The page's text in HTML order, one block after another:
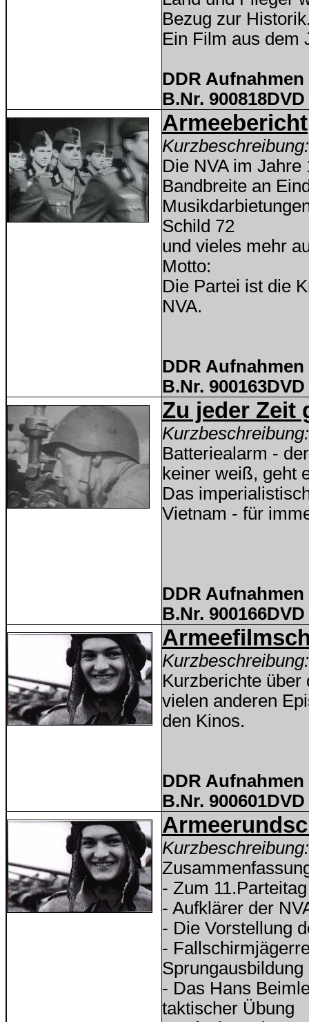
Bezug zur
Ein Film aus dem
DDR Aufnahmen
B.Nr. 900818DVD
Armeebericht
Kurzbeschreibung:
Die NVA im
Bandbreite an
Schild 72
und vieles mehr
Motto:
Die Partei ist die
NVA.
DDR Aufnahmen
B.Nr. 900163DVD
Zu jeder Zeit
Kurzbeschreibung:
Batteriealarm -
keiner weiß, geht
Das
Vietnam - für
DDR Aufnahmen
B.Nr. 900166DVD
Kurzbeschreibung:
Kurzberichte über
vielen anderen
den Kinos.
DDR Aufnahmen
B.Nr. 900601DVD
Kurzbeschreibung:
- Zum
- Aufklärer der
- Die Vorstellung
-
- Das Hans
taktischer Übung